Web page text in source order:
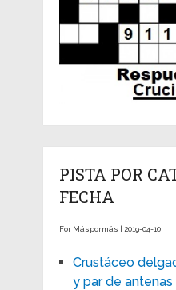
PISTA POR
FECHA
For Máspormás | 2019-04-10
Crustáceo
y par de